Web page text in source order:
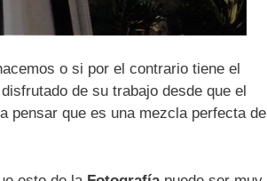
o si por el contrario tiene el
de su trabajo desde que el
pensar que es una mezcla perfecta de